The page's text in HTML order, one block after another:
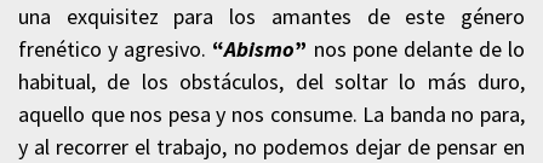
una exquisitez para los amantes de este género
frenético y agresivo. “Abismo” nos pone delante de lo
habitual, de los obstáculos, del soltar lo más duro,
aquello que nos pesa y nos consume. La banda no para,
y al recorrer el trabajo, no podemos dejar de pensar en